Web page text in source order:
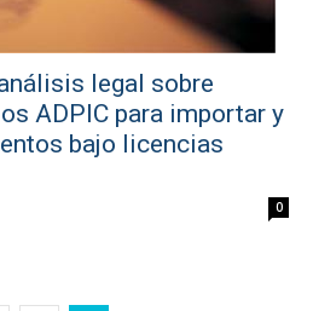
legal sobre
ADPIC para importar y
bajo licencias
0